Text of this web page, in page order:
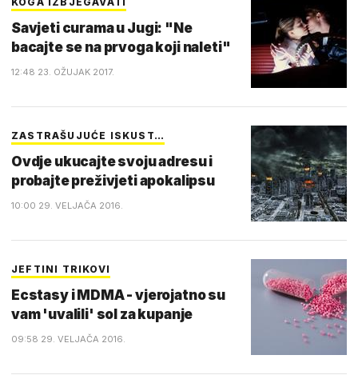
Savjeti curama u Jugi: "Ne
bacajte se na prvoga koji naleti"
12:48 23. OŽUJAK 2017.
ZASTRAŠUJUĆE ISKUST…
Ovdje ukucajte svoju adresu i
probajte preživjeti apokalipsu
10:00 29. VELJAČA 2016.
JEFTINI TRIKOVI
Ecstasy i MDMA - vjerojatno su
vam 'uvalili' sol za kupanje
09:58 29. VELJAČA 2016.